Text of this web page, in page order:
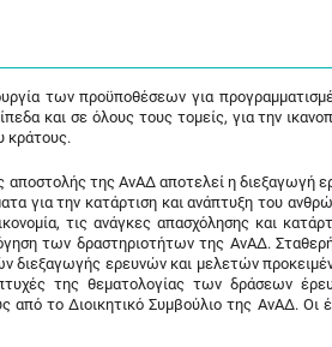
των προϋποθέσεων για
και σε όλους τους τομείς, για την
κράτους.
αποστολής της ΑνΑΔ αποτελεί η διεξαγωγή
για την κατάρτιση και ανάπτυξη του
τις ανάγκες απασχόλησης και
των δραστηριοτήτων της ΑνΑΔ. Σταθερή
ερευνών και μελετών
της θεματολογίας των δράσεων
από το Διοικητικό Συμβούλιο της ΑνΑΔ. Οι